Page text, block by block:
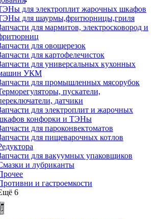
для электроплит жарочных шкафов
для шаурмы,фритюрницы,гриля
для мармитов, электросковород и
для овощерезок
для картофелечисток
для универсальных кухонных
УКМ
для промышленных мясорубок
пускатели,
датчики
для электроплит и жарочных
конфорки и ТЭНы
для пароконвектоматов
для пищеварочных котлов
для вакуумных упаковщиков
и лубриканты
и гастроемкости
6